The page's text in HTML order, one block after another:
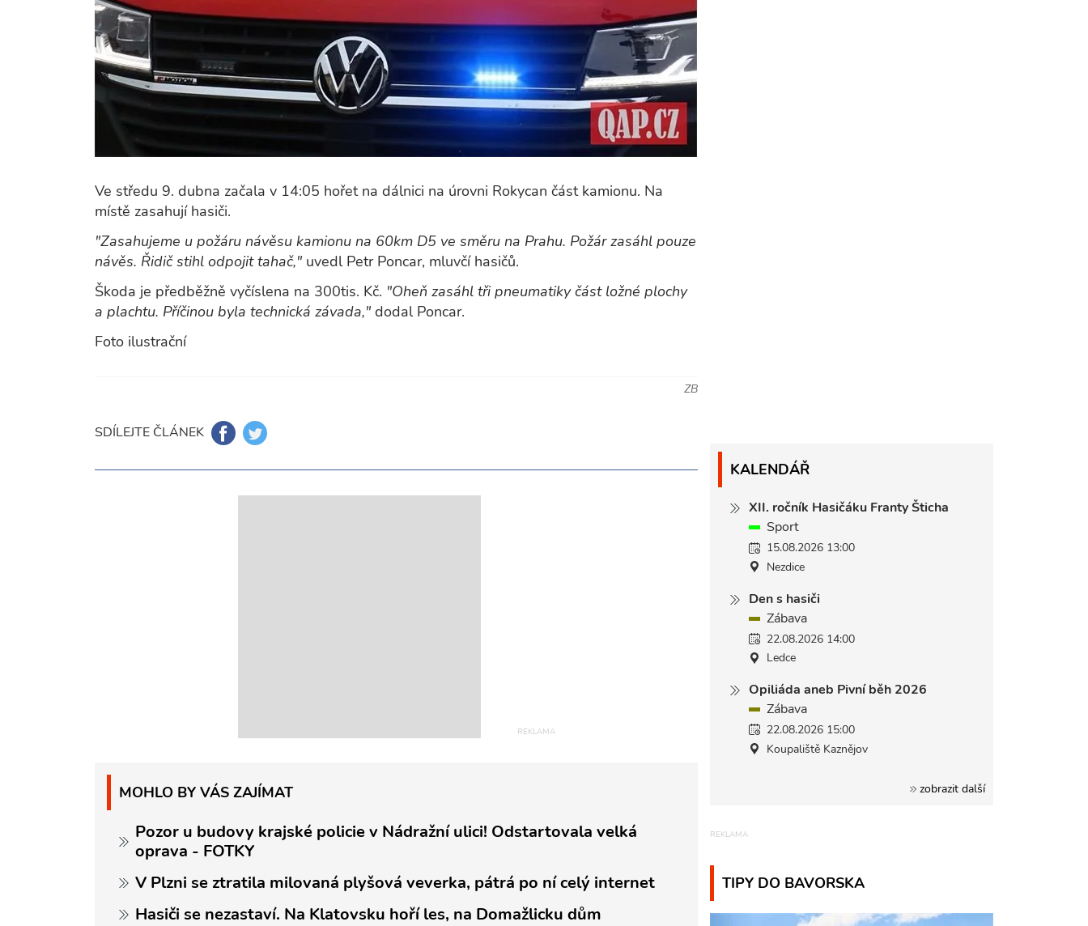
Ve středu 9. dubna začala v 14:05 hořet na dálnici na úrovni Rokycan část kamionu. Na
místě zasahují hasiči.
"Zasahujeme u požáru návěsu kamionu na 60km D5 ve směru na Prahu. Požár zasáhl pouze
návěs. Řidič stihl odpojit tahač," uvedl Petr Poncar, mluvčí hasičů.
Škoda je předběžně vyčíslena na 300tis. Kč. "Oheň zasáhl tři pneumatiky část ložné plochy
a plachtu. Příčinou byla technická závada," dodal Poncar.
Foto ilustrační
ZB
SDÍLEJTE ČLÁNEK
MOHLO BY VÁS ZAJÍMAT
Pozor u budovy krajské policie v Nádražní ulici! Odstartovala velká
oprava - FOTKY
V Plzni se ztratila milovaná plyšová veverka, pátrá po ní celý internet
Hasiči se nezastaví. Na Klatovsku hoří les, na Domažlicku dům
KALENDÁŘ
XII. ročník Hasičáku Franty Šticha
Sport
15.08.2026 13:00
Nezdice
Den s hasiči
Zábava
22.08.2026 14:00
Ledce
Opiliáda aneb Pivní běh 2026
Zábava
22.08.2026 15:00
Koupaliště Kaznějov
zobrazit další
TIPY DO BAVORSKA